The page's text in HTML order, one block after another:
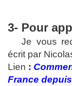
3- Pour
Je vous
écrit par
Lien :
France